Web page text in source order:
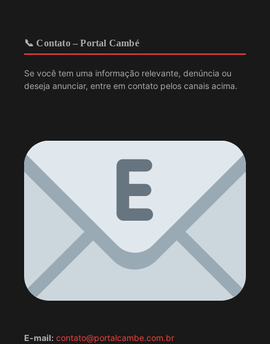
📞 Contato – Portal Cambé
Se você tem uma informação relevante, denúncia ou
deseja anunciar, entre em contato pelos canais acima.
E-mail: contato@portalcambe.com.br